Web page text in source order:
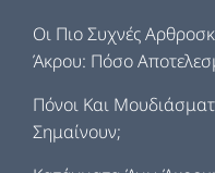
Οι Πιο Συχνές
Άκρου: Πόσο
Πόνοι Και
Σημαίνουν;